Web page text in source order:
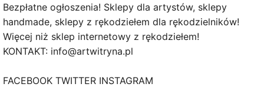
Bezpłatne ogłoszenia! Sklepy dla artystów, sklepy
handmade, sklepy z rękodziełem dla rękodzielników!
Więcej niż sklep internetowy z rękodziełem!
KONTAKT: info@artwitryna.pl
FACEBOOK TWITTER INSTAGRAM